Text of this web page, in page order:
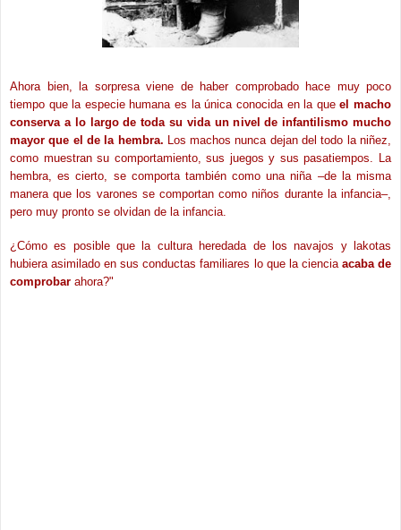
Ahora bien, la sorpresa viene de haber comprobado hace muy poco
tiempo que la especie humana es la única conocida en la queel macho
conserva a lo largo de toda su vida un nivel de infantilismo mucho
mayor que el de la hembra. Los machos nunca dejan del todo la niñez,
como muestran su comportamiento, sus juegos y sus pasatiempos. La
hembra, es cierto, se comporta también como una niña –de la misma
manera que los varones se comportan como niños durante la infancia–,
pero muy pronto se olvidan de la infancia.
¿Cómo es posible que la cultura heredada de los navajos y lakotas
hubiera asimilado en sus conductas familiares lo que la ciencia acaba de
comprobar ahora?"